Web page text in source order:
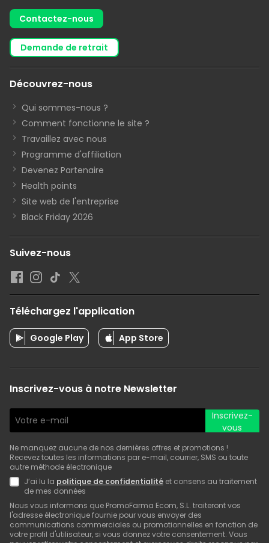
Contactez-nous
demande de retrait
Découvrez-nous
Qui sommes-nous ?
Comment fonctionne le site ?
Travaillez avec nous
Programme d'affiliation
Devenez Partenaire
Health points
Site web de l'entreprise
Black Friday 2026
Suivez-nous
Téléchargez l'application
Google Play App Store
Inscrivez-vous à notre Newsletter
Inscrivez-
vous
Ne manquez aucune de nos dernières offres et promotions !
Recevez toutes les informations par e-mail, courrier, SMS ou toute
autre méthode électronique
J’ai lu la politique de confidentialité et consens au traitement
de mes données
Nous vous informons que PromoFarma Ecom, S.L. traiteront vos
l'adresse électronique fournie pour vous envoyer des
communications commerciales ou promotionnelles en fonction de
votre profil d'utilisateur, si vous donnez votre consentement. Vous